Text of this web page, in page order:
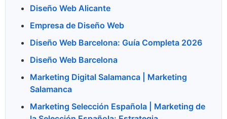
Diseño Web Alicante
Empresa de Diseño Web
Diseño Web Barcelona: Guía Completa 2026
Diseño Web Barcelona
Marketing Digital Salamanca | Marketing
Salamanca
Marketing Selección Española | Marketing de